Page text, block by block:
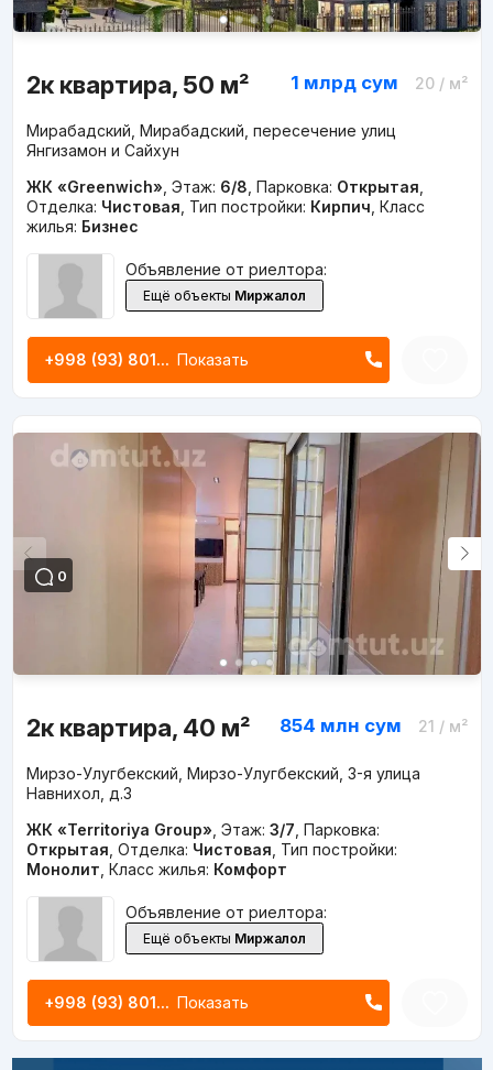
2к квартира, 50 м² 1 млрд сум 20/ м²
Мирабадский, Мирабадский, пересечение улиц
Янгизамон и Сайхун
ЖК «Greenwich» Этаж: 6/8 Парковка: Открытая
Отделка: Чистовая Тип постройки: Кирпич Класс
жилья: Бизнес
Объявление от риелтора:
Ещё объекты Миржалол
+998 (93) 801... Показать
0
2к квартира, 40 м² 854 млн сум 21 / м²
Мирзо-Улугбекский, Мирзо-Улугбекский, 3-я улица
Навнихол, д.3
ЖК «Territoriya Group» Этаж: 3/7 Парковка:
Открытая Отделка: Чистовая Тип постройки:
Монолит Класс жилья: Комфорт
Объявление от риелтора:
Ещё объекты Миржалол
+998 (93) 801... Показать